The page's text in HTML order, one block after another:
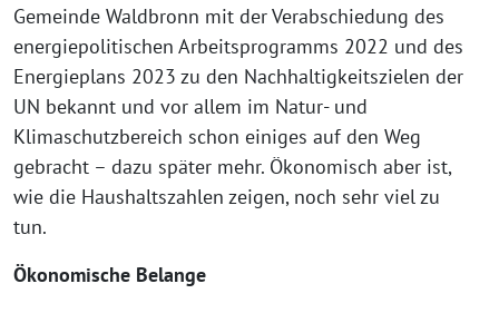
Gemeinde Waldbronn mit der Verabschiedung des
energiepolitischen Arbeitsprogramms 2022 und des
Energieplans 2023 zu den Nachhaltigkeitszielen der
UN bekannt und vor allem im Natur- und
Klimaschutzbereich schon einiges auf den Weg
gebracht – dazu später mehr. Ökonomisch aber ist,
wie die Haushaltszahlen zeigen, noch sehr viel zu
tun.
Ökonomische Belange